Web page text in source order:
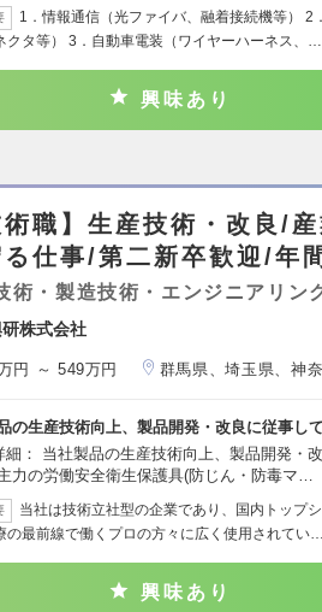
1．情報通信（光ファイバ、融着接続機等） 2
クタ等） 3．自動車電装（ワイヤーハーネス、…
興味あり
術職】生産技術・改良/
る仕事/第二新卒歓迎/年
術・製造技術・エンジニアリン
株式会社
円 ～ 549万円 群馬県、埼玉県、神
の生産技術向上、製品開発・改良に従事し
細： 当社製品の生産技術向上、製品開発・
力の労働安全衛生保護具(防じん・防毒マ…
当社は技術立社型の企業であり、国内トップ
の最前線で働くプロの方々に広く使用されてい…
興味あり